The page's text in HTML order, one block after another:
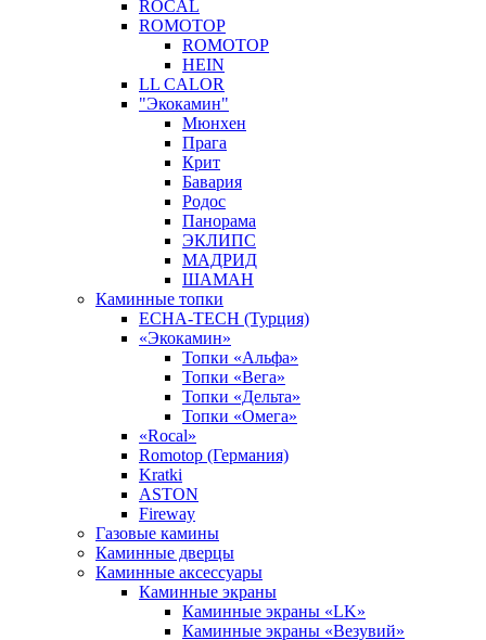
ROCAL
ROMOTOP
ROMOTOP
HEIN
LL CALOR
"Экокамин"
Мюнхен
Прага
Крит
Бавария
Родос
Панорама
ЭКЛИПС
МАДРИД
ШАМАН
Каминные топки
ECHA-TECH (Турция)
«Экокамин»
Топки «Альфа»
Топки «Вега»
Топки «Дельта»
Топки «Омега»
«Rocal»
Romotop (Германия)
Kratki
ASTON
Fireway
Газовые камины
Каминные дверцы
Каминные аксессуары
Каминные экраны
Каминные экраны «LK»
Каминные экраны «Везувий»